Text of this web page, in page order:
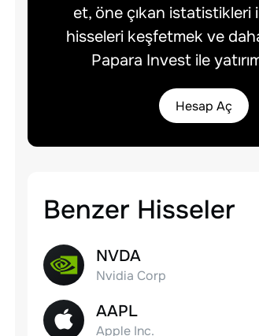
et, öne çıkan istatistikleri
hisseleri keşfetmek ve
Papara Invest ile
Hesap Aç
Benzer Hisseler
NVDA
Nvidia Corp
AAPL
Apple Inc.